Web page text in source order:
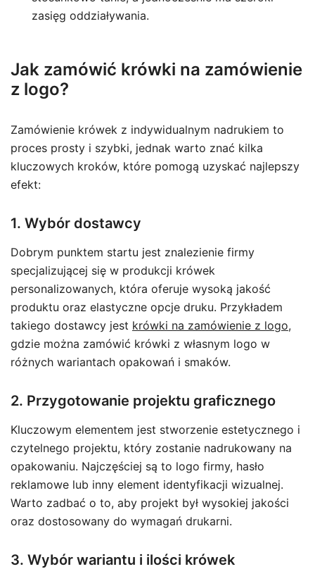
zasięg oddziaływania.
Jak zamówić krówki na zamówienie
z logo?
Zamówienie krówek z indywidualnym nadrukiem to
proces prosty i szybki, jednak warto znać kilka
kluczowych kroków, które pomogą uzyskać najlepszy
efekt:
1. Wybór dostawcy
Dobrym punktem startu jest znalezienie firmy
specjalizującej się w produkcji krówek
personalizowanych, która oferuje wysoką jakość
produktu oraz elastyczne opcje druku. Przykładem
takiego dostawcy jest krówki na zamówienie z logo,
gdzie można zamówić krówki z własnym logo w
różnych wariantach opakowań i smaków.
2. Przygotowanie projektu graficznego
Kluczowym elementem jest stworzenie estetycznego i
czytelnego projektu, który zostanie nadrukowany na
opakowaniu. Najczęściej są to logo firmy, hasło
reklamowe lub inny element identyfikacji wizualnej.
Warto zadbać o to, aby projekt był wysokiej jakości
oraz dostosowany do wymagań drukarni.
3. Wybór wariantu i ilości krówek